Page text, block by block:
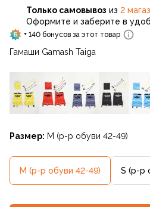
Только самовывоз из 2
Оформите и заберите в
+ 140 бонусов за этот товар
Гамаши Gamash Taiga
Размер: M (р-р обуви 42-49)
M (р-р обуви 42-49) S (р-р